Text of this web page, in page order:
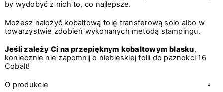
by wydobyć z nich to, co najlepsze.
Możesz nałożyć kobaltową folię transferową solo albo w
towarzystwie zdobień wykonanych metodą stampingu.
Jeśli zależy Ci na przepięknym kobaltowym blasku,
koniecznie nie zapomnij o niebieskiej folii do paznokci 16
Cobalt!
O produkcie